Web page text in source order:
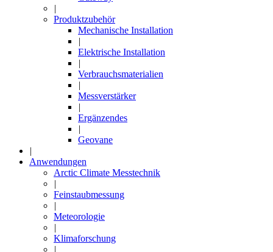
|
Produktzubehör
Mechanische Installation
|
Elektrische Installation
|
Verbrauchsmaterialien
|
Messverstärker
|
Ergänzendes
|
Geovane
|
Anwendungen
Arctic Climate Messtechnik
|
Feinstaubmessung
|
Meteorologie
|
Klimaforschung
|